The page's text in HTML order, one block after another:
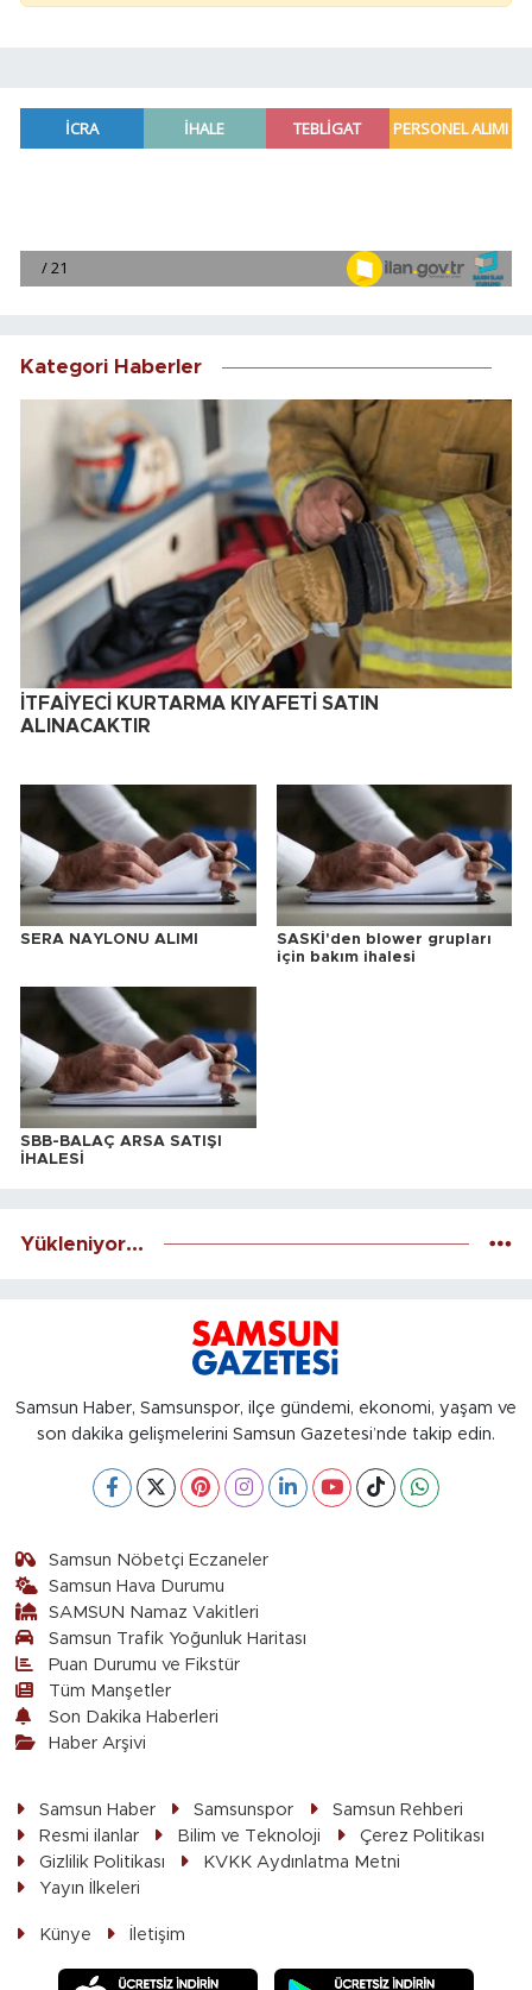
Kategori Haberler
İTFAİYECİ KURTARMA KIYAFETİ SATIN
ALINACAKTIR
SERA NAYLONU ALIMI
SASKİ'den blower grupları
için bakım ihalesi
SBB-BALAÇ ARSA SATIŞI
İHALESİ
Yükleniyor...
Samsun Haber, Samsunspor, ilçe gündemi, ekonomi, yaşam ve
son dakika gelişmelerini Samsun Gazetesi’nde takip edin.
Samsun Nöbetçi Eczaneler
Samsun Hava Durumu
SAMSUN Namaz Vakitleri
Samsun Trafik Yoğunluk Haritası
Puan Durumu ve Fikstür
Tüm Manşetler
Son Dakika Haberleri
Haber Arşivi
Samsun Haber Samsunspor
Samsun Rehberi
Resmi ilanlar
Bilim ve Teknoloji
Çerez Politikası
Gizlilik Politikası
KVKK Aydınlatma Metni
Yayın İlkeleri
Künye İletişim